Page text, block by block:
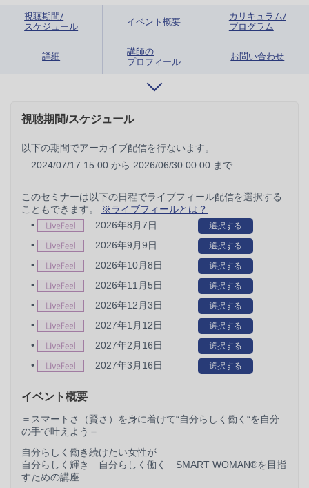
視聴期間/
スケジュール
イベント概要
カリキュラム/
プログラム
詳細
講師の
プロフィール
お問い合わせ
視聴期間/スケジュール
以下の期間でアーカイブ配信を行ないます。
2024/07/17 15:00 から 2026/06/30 00:00 まで
このセミナーは以下の日程でライブフィール配信を選択する
こともできます。
※ライブフィールとは？
•
2026年8月7日 選択する
• 2026年9月9日 選択する
• 2026年10月8日 選択する
• 2026年11月5日 選択する
• 2026年12月3日 選択する
• 2027年1月12日 選択する
• 2027年2月16日 選択する
• 2027年3月16日 選択する
イベント概要
＝スマートさ（賢さ）を身に着けて“自分らしく働く“を自分
の手で叶えよう＝
自分らしく働き続けたい女性が
自分らしく輝き 自分らしく働く SMART WOMAN®を目指
すための講座